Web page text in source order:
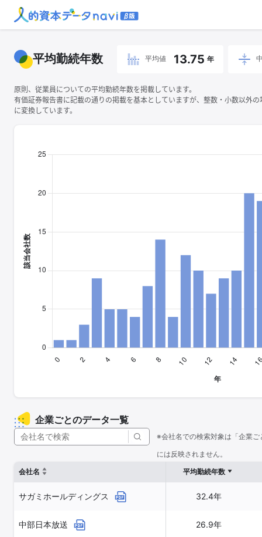
平均勤続年数 平均値 13.75 年
原則、従業員についての平均勤続年数を掲載しています。
有価証券報告書に記載の通りの掲載を基本としていますが、整数・小数以外
に変換しています。
企業ごとのデータ一覧
※会社名での検索対象は「企業
には反映されません。
会社名
平均勤続年数
サガミホールディングス 32.4年
中部日本放送 26.9年